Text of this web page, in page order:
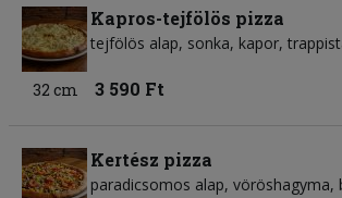
Kapros-tejfölös pizza
tejfölös alap sonka kapor
32 cm 3 590 Ft
Kertész pizza
paradicsomos alap vöröshagyma